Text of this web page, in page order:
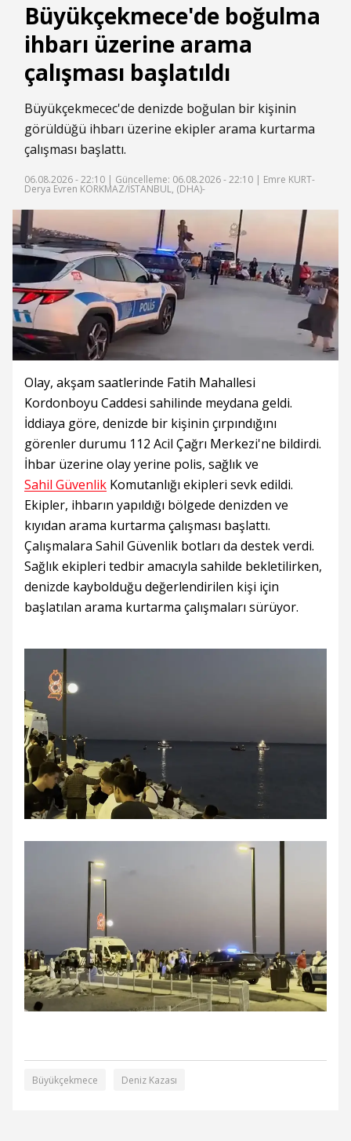
Büyükçekmece'de boğulma
ihbarı üzerine arama
çalışması başlatıldı
Büyükçekmecec'de denizde boğulan bir kişinin
görüldüğü ihbarı üzerine ekipler arama kurtarma
çalışması başlattı.
06.08.2026 - 22:10 | Güncelleme: 06.08.2026 - 22:10 | Emre KURT-
Derya Evren KORKMAZ/İSTANBUL, (DHA)-
Olay, akşam saatlerinde Fatih Mahallesi
Kordonboyu Caddesi sahilinde meydana geldi.
İddiaya göre, denizde bir kişinin çırpındığını
görenler durumu 112 Acil Çağrı Merkezi'ne bildirdi.
İhbar üzerine olay yerine polis, sağlık ve
Sahil Güvenlik Komutanlığı ekipleri sevk edildi.
Ekipler, ihbarın yapıldığı bölgede denizden ve
kıyıdan arama kurtarma çalışması başlattı.
Çalışmalara Sahil Güvenlik botları da destek verdi.
Sağlık ekipleri tedbir amacıyla sahilde bekletilirken,
denizde kaybolduğu değerlendirilen kişi için
başlatılan arama kurtarma çalışmaları sürüyor.
Büyükçekmece Deniz Kazası